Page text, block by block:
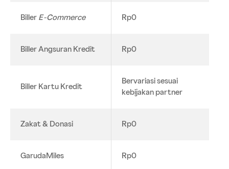
Biller E-Commerce Rp0
Biller Angsuran Kredit Rp0
Biller Kartu Kredit
Bervariasi sesuai
kebijakan partner
Zakat & Donasi Rp0
GarudaMiles Rp0